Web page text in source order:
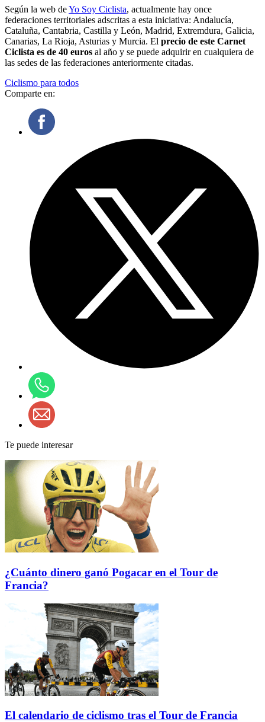
Según la web deYo Soy Ciclista, actualmente hay once
federaciones territoriales adscritas a esta iniciativa: Andalucía,
Cataluña, Cantabria, Castilla y León, Madrid, Extremdura, Galicia,
Canarias, La Rioja, Asturias y Murcia. El precio de este Carnet
Ciclista es de 40 euros al año y se puede adquirir en cualquiera de
las sedes de las federaciones anteriormente citadas.
Ciclismo para todos
Comparte en:
Te puede interesar
¿Cuánto dinero ganó Pogacar en el Tour de
Francia?
El calendario de ciclismo tras el Tour de Francia